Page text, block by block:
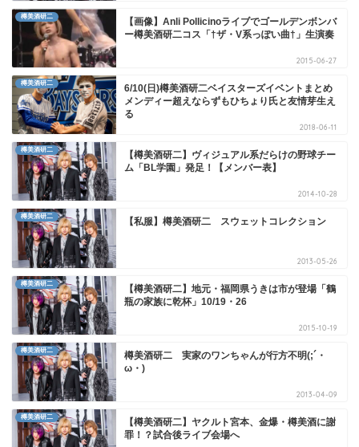
樽美酒研二
【画像】Anli Pollicinoライブでゴールデンボンバ
ー樽美酒研二コス「†ザ・V系っぽい曲†」生演奏
2015-06-27
樽美酒研二
6/10(日)樽美酒研二ベイスターズイベントまとめ
メンディー超えならずもひちょり氏と友情芽生え
る
2018-06-11
樽美酒研二
【樽美酒研二】ヴィジュアル系だらけの野球チー
ム「BL学園」発足！【メンバー表】
2014-10-28
樽美酒研二 【私服】樽美酒研二 スウェットコレクション
2013-05-26
樽美酒研二
【樽美酒研二】地元・福岡県うきは市が登場「鶴
瓶の家族に乾杯」10/19・26
2015-10-19
樽美酒研二
樽美酒研二 実家のワンちゃんが行方不明(;´・
ω・)
2013-04-09
樽美酒研二
【樽美酒研二】ヤクルト宮本、金爆・樽美酒に謝
罪！？試合後ライブ会場へ